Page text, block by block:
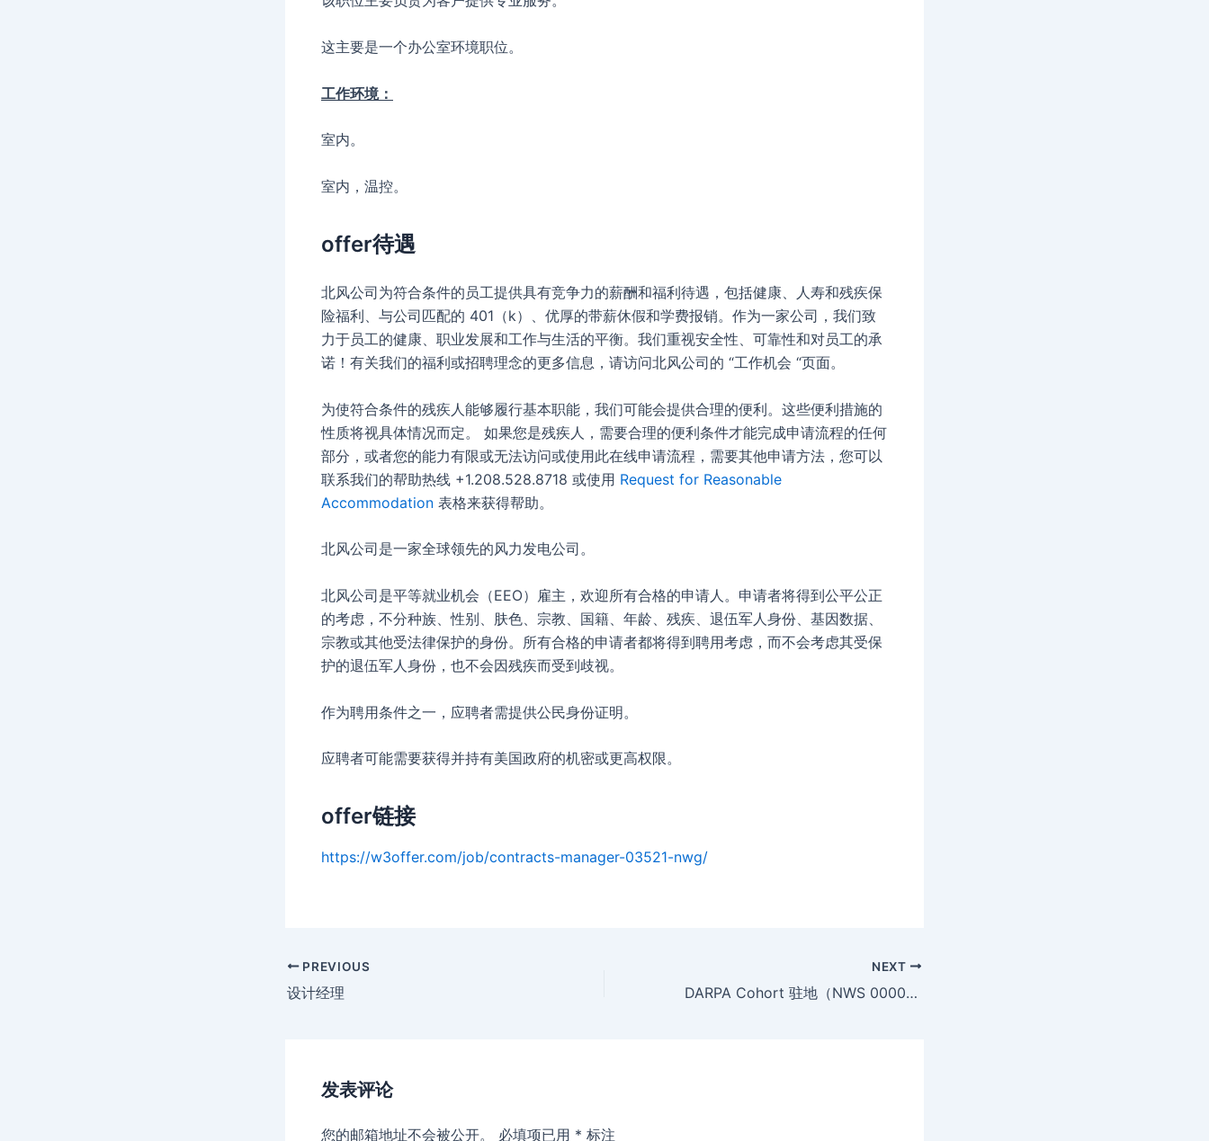
这主要是一个办公室环境职位。
工作环境：
室内。
室内，温控。
offer待遇
北风公司为符合条件的员工提供具有竞争力的薪酬和福利待遇，包括健康、人寿和残疾保
险福利、与公司匹配的 401（k）、优厚的带薪休假和学费报销。作为一家公司，我们致
力于员工的健康、职业发展和工作与生活的平衡。我们重视安全性、可靠性和对员工的承
诺！有关我们的福利或招聘理念的更多信息，请访问北风公司的 “工作机会 “页面。
为使符合条件的残疾人能够履行基本职能，我们可能会提供合理的便利。这些便利措施的
性质将视具体情况而定。 如果您是残疾人，需要合理的便利条件才能完成申请流程的任何
部分，或者您的能力有限或无法访问或使用此在线申请流程，需要其他申请方法，您可以
联系我们的帮助热线 +1.208.528.8718 或使用 Request for Reasonable
Accommodation 表格来获得帮助。
北风公司是一家全球领先的风力发电公司。
北风公司是平等就业机会（EEO）雇主，欢迎所有合格的申请人。申请者将得到公平公正
的考虑，不分种族、性别、肤色、宗教、国籍、年龄、残疾、退伍军人身份、基因数据、
宗教或其他受法律保护的身份。所有合格的申请者都将得到聘用考虑，而不会考虑其受保
护的退伍军人身份，也不会因残疾而受到歧视。
作为聘用条件之一，应聘者需提供公民身份证明。
应聘者可能需要获得并持有美国政府的机密或更高权限。
offer链接
https://w3offer.com/job/contracts-manager-03521-nwg/
Post
navigation
PREVIOUS
设计经理
NEXT
DARPA Cohort 驻地（NWS 00000）
发表评论
您的邮箱地址不会被公开。 必填项已用 * 标注